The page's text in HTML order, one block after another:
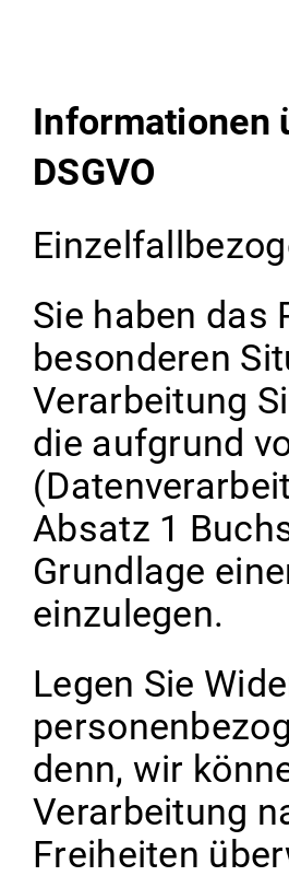
Informationen
DSGVO
Sie haben das
besonderen
Verarbeitung
die aufgrund
Absatz 1
Grundlage
einzulegen.
Legen Sie
denn, wir
Verarbeitung
Freiheiten